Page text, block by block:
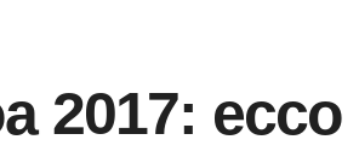
2017: